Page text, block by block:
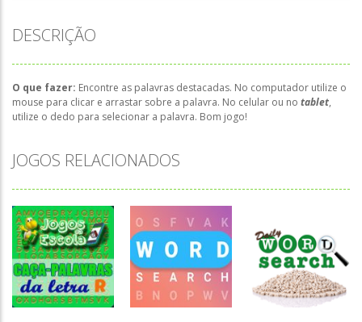
DESCRIÇÃO
O que fazer: Encontre as palavras destacadas. No computador utilize o
mouse para clicar e arrastar sobre a palavra. No celular ou no tablet,
utilize o dedo para selecionar a palavra. Bom jogo!
JOGOS RELACIONADOS